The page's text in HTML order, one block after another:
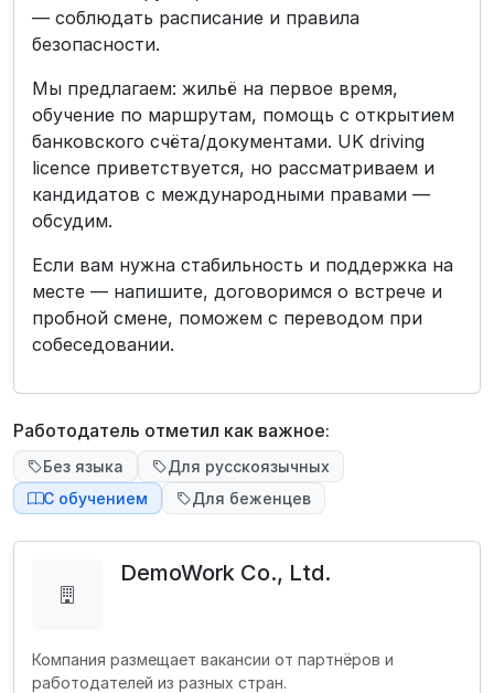
— соблюдать расписание и правила
безопасности.
Мы предлагаем: жильё на первое время,
обучение по маршрутам, помощь с открытием
банковского счёта/документами. UK driving
licence приветствуется, но рассматриваем и
кандидатов с международными правами —
обсудим.
Если вам нужна стабильность и поддержка на
месте — напишите, договоримся о встрече и
пробной смене, поможем с переводом при
собеседовании.
Работодатель отметил как важное:
Без языка
Для русскоязычных
С обучением
Для беженцев
DemoWork Co., Ltd.
Компания размещает вакансии от партнёров и
работодателей из разных стран.